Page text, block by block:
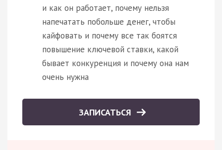
и как он работает, почему нельзя
напечатать побольше денег, чтобы
кайфовать и почему все так боятся
повышение ключевой ставки, какой
бывает конкуренция и почему она нам
очень нужна
ЗАПИСАТЬСЯ